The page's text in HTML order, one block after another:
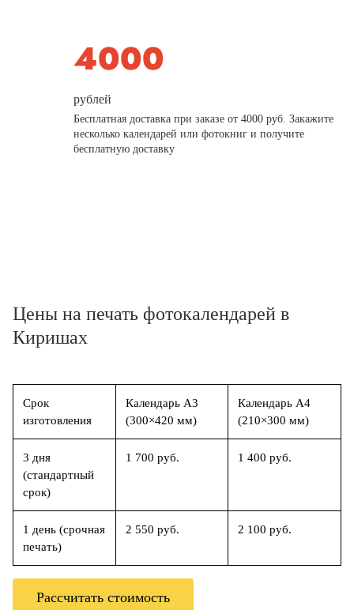
рублей
Бесплатная доставка при заказе от 4000 руб. Закажите
несколько календарей или фотокниг и получите
бесплатную доставку
Цены на печать фотокалендарей в
Киришах
Срок
изготовления
Календарь А3
(300×420 мм)
Календарь А4
(210×300 мм)
3 дня
(стандартный
срок)
1 700 руб. 1 400 руб.
1 день (срочная
печать)
2 550 руб. 2 100 руб.
Рассчитать стоимость